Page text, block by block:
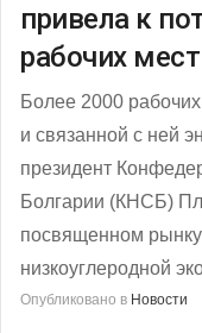
привела к
рабочих мест
Более 2000
и связанной с ней
президент
Болгарии (КНСБ)
посвященном рынку
низкоуглеродной
Опубликовано в Новости